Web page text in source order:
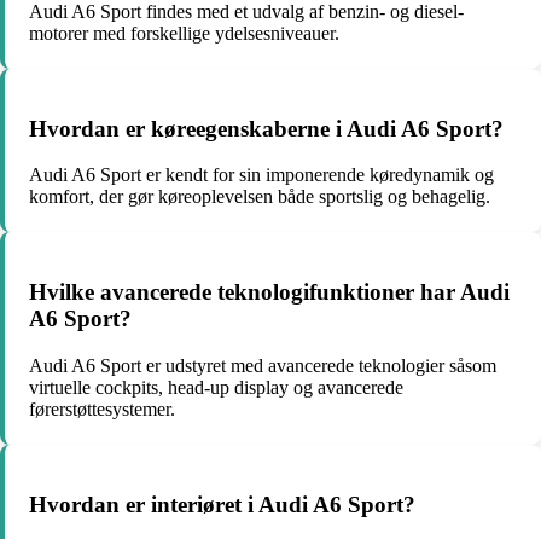
Audi A6 Sport findes med et udvalg af benzin- og diesel-
motorer med forskellige ydelsesniveauer.
Hvordan er køreegenskaberne i Audi A6 Sport?
Audi A6 Sport er kendt for sin imponerende køredynamik og
komfort, der gør køreoplevelsen både sportslig og behagelig.
Hvilke avancerede teknologifunktioner har Audi
A6 Sport?
Audi A6 Sport er udstyret med avancerede teknologier såsom
virtuelle cockpits, head-up display og avancerede
førerstøttesystemer.
Hvordan er interiøret i Audi A6 Sport?